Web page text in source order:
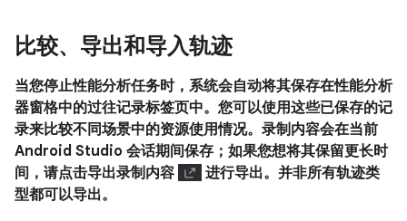
比较、导出和导入轨迹
当您停止性能分析任务时，系统会自动将其保存在性能分析
器窗格中的过往记录标签页中。您可以使用这些已保存的记
录来比较不同场景中的资源使用情况。录制内容会在当前
Android Studio 会话期间保存；如果您想将其保留更长时
间，请点击导出录制内容
进行导出。并非所有轨迹类
型都可以导出。